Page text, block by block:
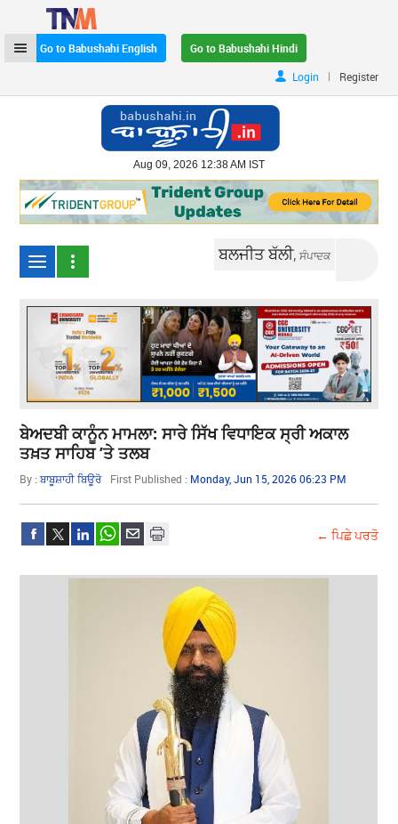
Go to Babushahi English
Go to Babushahi Hindi
Login
| Register
Aug 09, 2026 12:38 AM IST
ਬਲਜੀਤ ਬੱਲੀ,ਸੰਪਾਦਕ
ਬੇਅਦਬੀ ਕਾਨੂੰਨ ਮਾਮਲਾ: ਸਾਰੇ ਸਿੱਖ ਵਿਧਾਇਕ ਸ੍ਰੀ ਅਕਾਲ
ਤਖ਼ਤ ਸਾਹਿਬ ’ਤੇ ਤਲਬ
By :ਬਾਬੂਸ਼ਾਹੀ ਬਿਊਰੋ First Published : Monday, Jun 15, 2026 06:23 PM
← ਪਿਛੇ ਪਰਤੋ